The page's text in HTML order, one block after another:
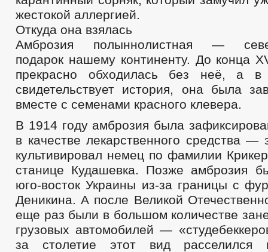
жестокой аллергией.
Откуда она взялась
Амброзия полыннолистная —
подарок нашему континенту. До конца
прекрасно обходилась без неё, а в
свидетельствует история, она была
вместе с семенами красного клевера.
В 1914 году амброзия была
в качестве лекарственного средства —
культивировал немец по фамилии
станице Кудашевка. Позже амброзия
юго-восток Украины из-за границы с
Деникина. А после Великой
еще раз были в большом количестве
грузовых автомобилей —
за столетие этот вид расселился